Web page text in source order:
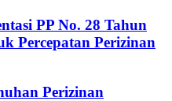
PP No. 28 Tahun
Percepatan Perizinan
Perizinan